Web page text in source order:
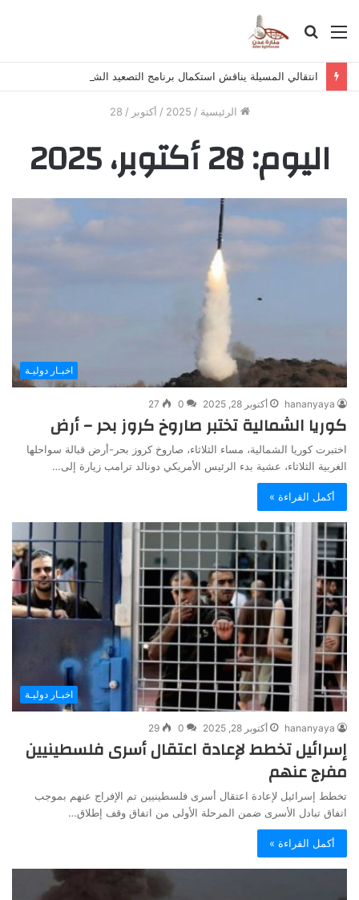
القائمة بحث
انتقالي المسيلة يناقش استكمال برنامج التصعيد الشعبي
الرئيسية /
2025
/ أكتوبر /
28
اليوم:28 أكتوبر، 2025
اخبـار دوليـة
hananyaya أكتوبر 28, 2025 0
27
كوريا الشمالية تختبر صاروخ كروز بحر – أرض
اختبرت كوريا الشمالية، مساء الثلاثاء، صاروخ كروز بحر-أرض قبالة سواحلها
الغربية الثلاثاء، عشية بدء الرئيس الأمريكي دونالد ترامب زيارة إلى…
أكمل القراءة »
اخبـار دوليـة
hananyaya أكتوبر 28, 2025 0
29
إسرائيل تخطط لإعادة اعتقال أسرى فلسطينيين
مفرج عنهم
تخطط إسرائيل لإعادة اعتقال أسرى فلسطينيين تم الإفراج عنهم بموجب
اتفاق تبادل الأسرى ضمن المرحلة الأولى من اتفاق وقف إطلاق…
أكمل القراءة »